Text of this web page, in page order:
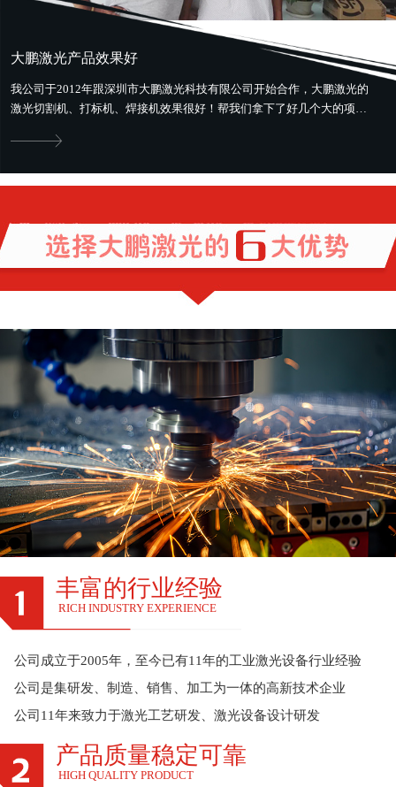
大鹏激光产品效果好
我公司于2012年跟深圳市大鹏激光科技有限公司开始合作，大鹏激光的
激光切割机、打标机、焊接机效果很好！帮我们拿下了好几个大的项
丰富的行业经验
RICH INDUSTRY EXPERIENCE
公司成立于2005年，至今已有11年的工业激光设备行业经验
公司是集研发、制造、销售、加工为一体的高新技术企业
公司11年来致力于激光工艺研发、激光设备设计研发
产品质量稳定可靠
HIGH QUALITY PRODUCT